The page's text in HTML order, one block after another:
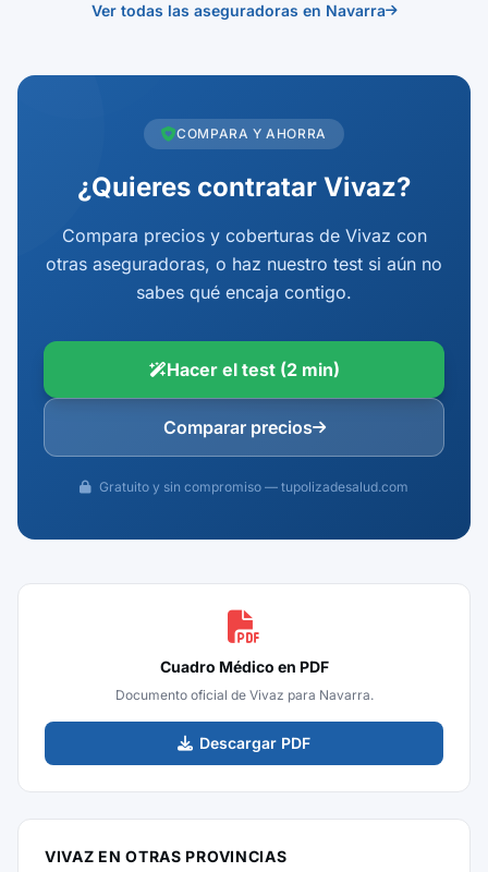
Ver todas las aseguradoras en Navarra
COMPARA Y AHORRA
¿Quieres contratar Vivaz?
Compara precios y coberturas de Vivaz con
otras aseguradoras, o haz nuestro test si aún no
sabes qué encaja contigo.
Hacer el test (2 min)
Comparar precios
Gratuito y sin compromiso — tupolizadesalud.com
Cuadro Médico en PDF
Documento oficial de Vivaz para Navarra.
Descargar PDF
VIVAZ EN OTRAS PROVINCIAS